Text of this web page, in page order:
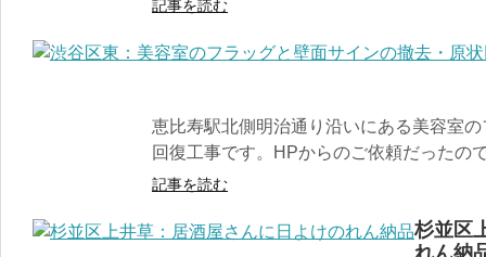
記事を読む
恵比寿駅北側明治通り沿いにある美容室
回復工事です。HPからのご依頼だったの
記事を読む
杉並区